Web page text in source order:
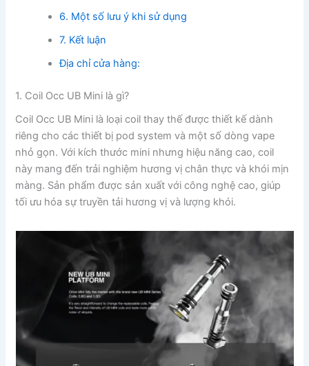
6. Một số lưu ý khi sử dụng
7. Kết luận
Địa chỉ cửa hàng:
1. Coil Occ UB Mini là gì?
Coil Occ UB Mini là loại coil thay thế được thiết kế dành
riêng cho các thiết bị pod system và một số dòng vape
nhỏ gọn. Với kích thước mini nhưng hiệu năng cao, coil
này mang đến trải nghiệm hương vị chân thực và khói mịn
màng. Sản phẩm được sản xuất với công nghệ cao, giúp
tối ưu hóa sự truyền tải hương vị và lượng khói.